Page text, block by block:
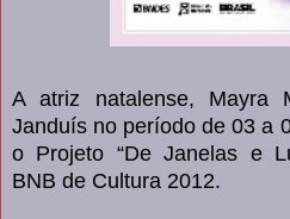
A atriz natalense, Mayra
Janduís no período de 03 a
o Projeto “De Janelas e
BNB de Cultura 2012.